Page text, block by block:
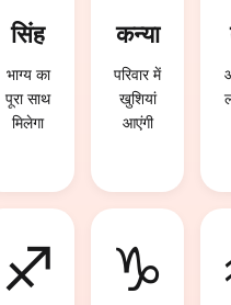
सिंह
भाग्य का
पूरा साथ
मिलेगा
कन्या
परिवार में
खुशियां
आएंगी
♐ ♑